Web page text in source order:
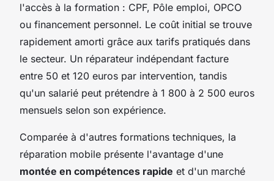
l'accès à la formation : CPF, Pôle emploi, OPCO
ou financement personnel. Le coût initial se trouve
rapidement amorti grâce aux tarifs pratiqués dans
le secteur. Un réparateur indépendant facture
entre 50 et 120 euros par intervention, tandis
qu'un salarié peut prétendre à 1 800 à 2 500 euros
mensuels selon son expérience.
Comparée à d'autres formations techniques, la
réparation mobile présente l'avantage d'une
montée en compétences rapide et d'un marché